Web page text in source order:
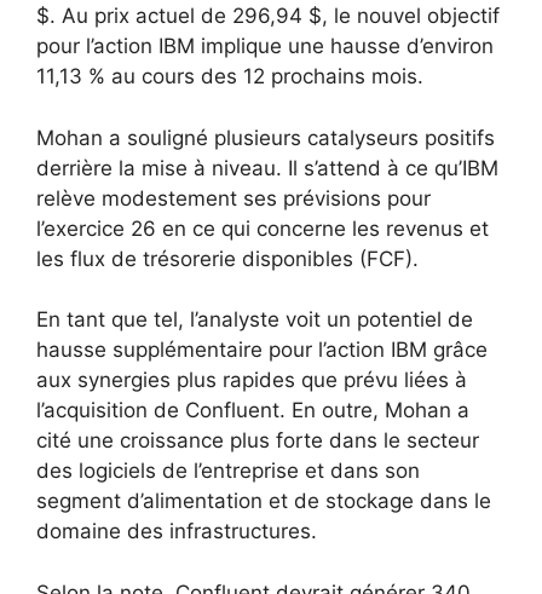
$. Au prix actuel de 296,94 $, le nouvel objectif
pour l’action IBM implique une hausse d’environ
11,13 % au cours des 12 prochains mois.
Mohan a souligné plusieurs catalyseurs positifs
derrière la mise à niveau. Il s’attend à ce qu’IBM
relève modestement ses prévisions pour
l’exercice 26 en ce qui concerne les revenus et
les flux de trésorerie disponibles (FCF).
En tant que tel, l’analyste voit un potentiel de
hausse supplémentaire pour l’action IBM grâce
aux synergies plus rapides que prévu liées à
l’acquisition de Confluent. En outre, Mohan a
cité une croissance plus forte dans le secteur
des logiciels de l’entreprise et dans son
segment d’alimentation et de stockage dans le
domaine des infrastructures.